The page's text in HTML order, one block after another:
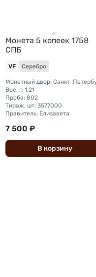
Монета 5 копеек 1758
СПБ
VF Серебро
Вес, г: 1,21
Проба: 802
Тираж, шт: 3577000
Правитель: Елизавета
7 500 ₽
В корзину